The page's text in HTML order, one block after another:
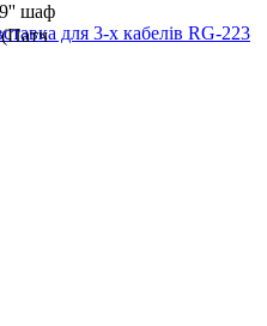
шаф
для 3-х кабелів RG-223